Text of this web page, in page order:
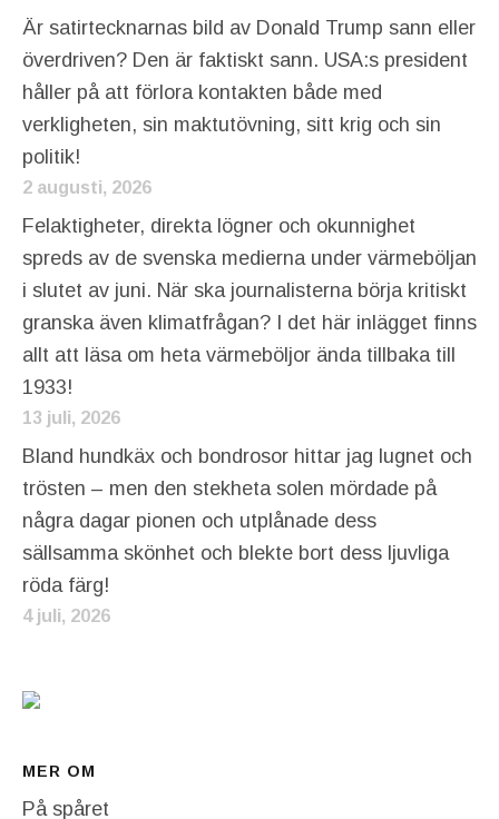
Är satirtecknarnas bild av Donald Trump sann eller
överdriven? Den är faktiskt sann. USA:s president
håller på att förlora kontakten både med
verkligheten, sin maktutövning, sitt krig och sin
politik!
2 augusti, 2026
Felaktigheter, direkta lögner och okunnighet
spreds av de svenska medierna under värmeböljan
i slutet av juni. När ska journalisterna börja kritiskt
granska även klimatfrågan? I det här inlägget finns
allt att läsa om heta värmeböljor ända tillbaka till
1933!
13 juli, 2026
Bland hundkäx och bondrosor hittar jag lugnet och
trösten – men den stekheta solen mördade på
några dagar pionen och utplånade dess
sällsamma skönhet och blekte bort dess ljuvliga
röda färg!
4 juli, 2026
MER OM
På spåret